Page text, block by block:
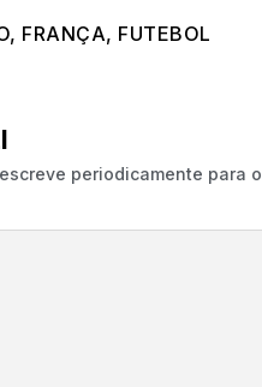
, FRANÇA, FUTEBOL
periodicamente para o